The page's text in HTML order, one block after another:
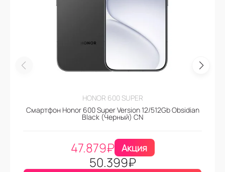
HONOR 600 SUPER
Смартфон Honor 600 Super Version 12/512Gb Obsidian
Black (Черный) CN
47.879₽ Акция
50.399₽